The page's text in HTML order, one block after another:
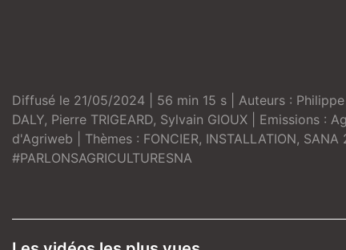
Diffusé le 21/05/2024 | 56 min 15 s | Auteurs :
DALY, Pierre TRIGEARD, Sylvain GIOUX | Emissions :
d'Agriweb | Thèmes : FONCIER, INSTALLATION, SANA
#PARLONSAGRICULTURESNA